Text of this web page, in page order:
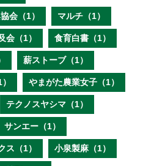
会（1） マルチ（1）
会（1） 食育白書（1）
薪ストーブ（1）
やまがた農業女子（1）
テクノスヤシマ（1）
サンエー（1）
ス（1） 小泉製麻（1）